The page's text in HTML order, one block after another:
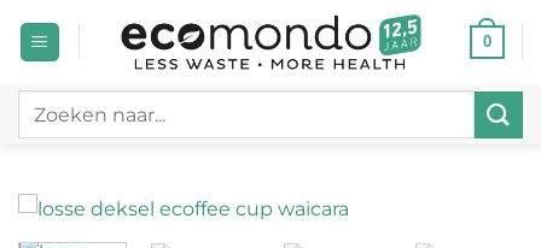
naar
0
Zoeken